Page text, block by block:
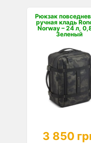
Рюкзак
ручная кладь
Norway – 24 л,
Зеленый
3 850